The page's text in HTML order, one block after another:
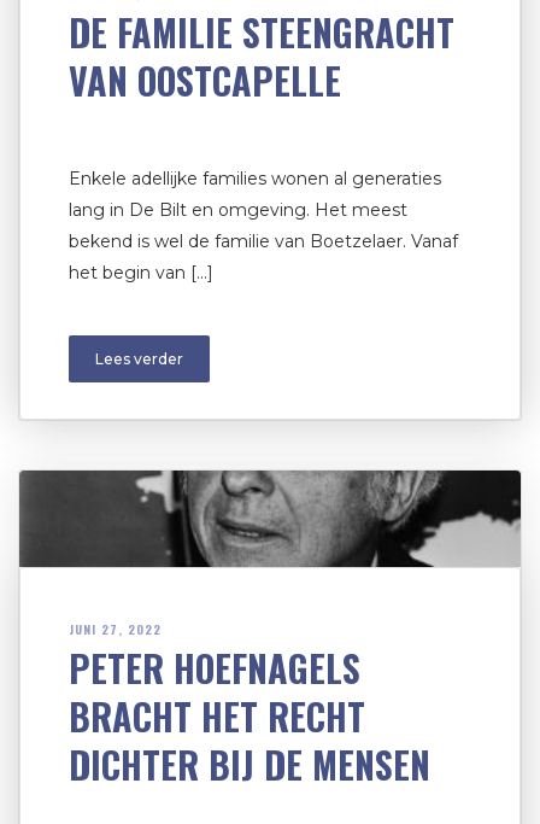
DE FAMILIE STEENGRACHT
VAN OOSTCAPELLE
Enkele adellijke families wonen al generaties
lang in De Bilt en omgeving. Het meest
bekend is wel de familie van Boetzelaer. Vanaf
het begin van […]
Lees verder
JUNI 27, 2022
PETER HOEFNAGELS
BRACHT HET RECHT
DICHTER BIJ DE MENSEN